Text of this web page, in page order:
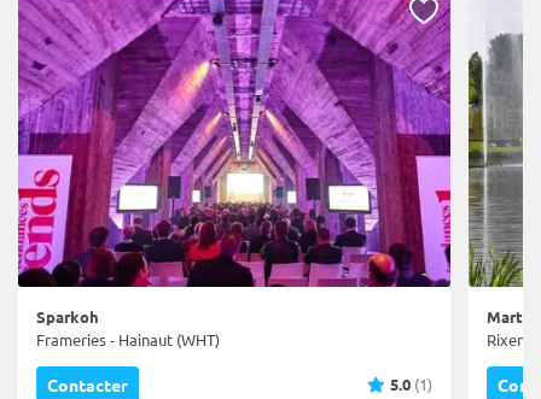
Sparkoh
Frameries - Hainaut (WHT)
Contacter 5.0 (1)